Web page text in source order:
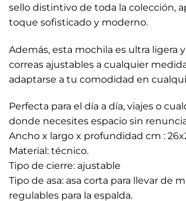
sello distintivo de toda la colección,
toque sofisticado y moderno.
Además, esta mochila es ultra ligera
correas ajustables a cualquier
adaptarse a tu comodidad en
Perfecta para el día a día, viajes o
donde necesites espacio sin
Ancho x largo x profundidad cm :
Material: técnico.
Tipo de cierre: ajustable
Tipo de asa: asa corta para llevar de
regulables para la espalda.